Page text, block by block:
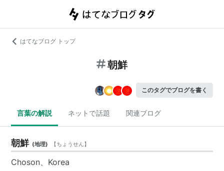
はてなブログ トップ
朝鮮
このタグでブログを書く
言葉の解説 ネットで話題 関連ブログ
朝鮮 (地理) 【ちょうせん】
Choson、Korea